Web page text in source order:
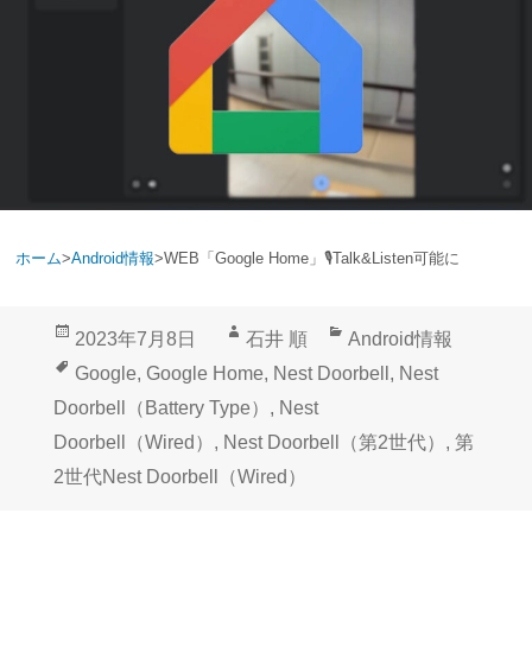
ホーム>Android情報>WEB「Google Home」🎙Talk&Listen可能に
投
稿
日:
2023年7月8日
作
成
者
石井 順
カ
テ
リ
Android情報
タ
グ
Google, Google Home, Nest Doorbell , Nest
Doorbell（Battery Type） , Nest
Doorbell（Wired） , Nest Doorbell（第2世代） , 第
2世代Nest Doorbell（Wired）